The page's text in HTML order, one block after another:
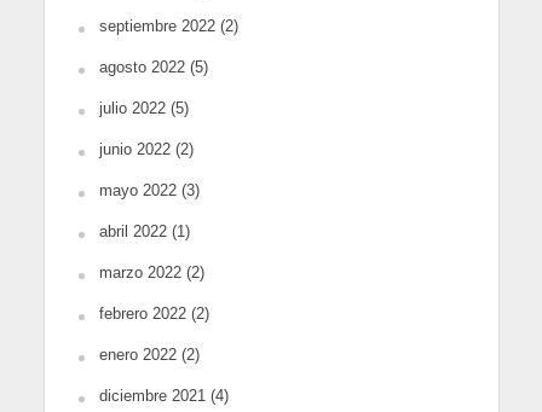
septiembre 2022(2)
agosto 2022(5)
julio 2022(5)
junio 2022(2)
mayo 2022(3)
abril 2022(1)
marzo 2022(2)
febrero 2022(2)
enero 2022(2)
diciembre 2021(4)